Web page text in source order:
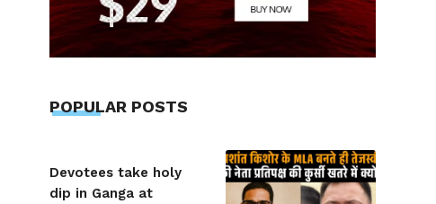
POPULAR POSTS
Devotees take holy
dip in Ganga at